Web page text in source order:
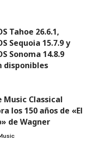
Tahoe 26.6.1,
Sequoia 15.7.9 y
Sonoma 14.8.9
disponibles
Music Classical
los 150 años de «El
de Wagner